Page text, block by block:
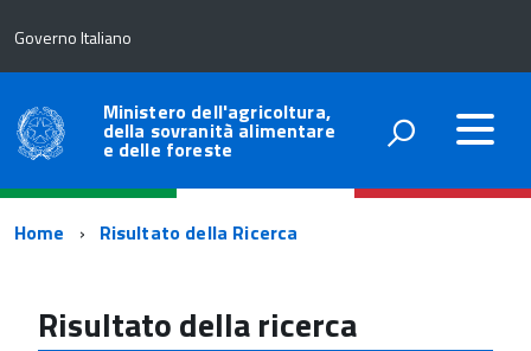
Governo Italiano
Ministero dell'agricoltura,
della sovranità alimentare
e delle foreste
Percorso
navigazione
Home Risultato della Ricerca
Risultato della ricerca